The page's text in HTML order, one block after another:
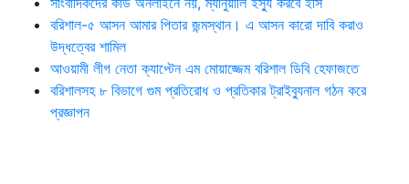
বরিশাল-৫ আসন আমার পিতার জন্মস্থান। এ আসন কারো দাবি করাও
উদ্ধত্বের শামিল
আওয়ামী লীগ নেতা ক্যাপ্টেন এম মোয়াজ্জেম বরিশাল ডিবি হেফাজতে
বরিশালসহ ৮ বিভাগে গুম প্রতিরোধ ও প্রতিকার ট্রাইব্যুনাল গঠন করে
প্রজ্ঞাপন